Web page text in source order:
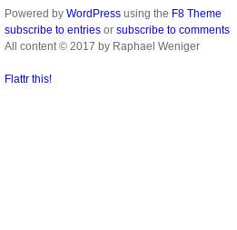
Powered by WordPress using the F8 Theme
subscribe to entries or subscribe to comments
All content © 2017 by Raphael Weniger
Flattr this!